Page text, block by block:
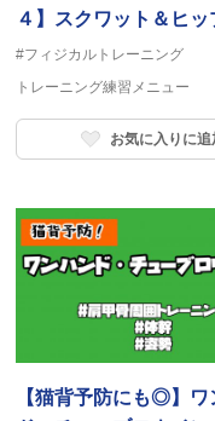
４】スクワット＆ヒッ
テンション
#フィジカルトレーニング
トレーニング練習メニュー
お気に入りに追
【猫背予防にも◎】ワ